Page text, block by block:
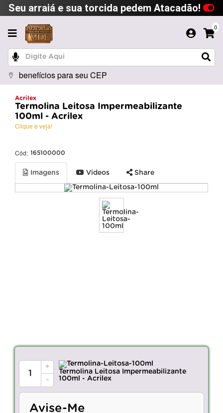
Seu arraiá e sua torcida pedem Atacadão!
0
benefícios para seu CEP
Acrilex
Termolina Leitosa Impermeabilizante
100ml - Acrilex
Clique e veja!
Cód: 165100000
Imagens Videos Share
+
-
Termolina Leitosa Impermeabilizante
100ml - Acrilex
Avise-Me